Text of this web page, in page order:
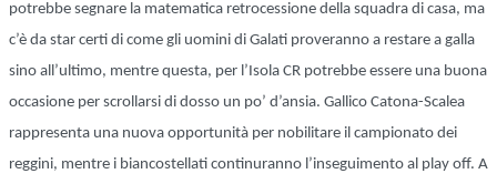
potrebbe segnare la matematica retrocessione della squadra di casa, ma
c’è da star certi di come gli uomini di Galati proveranno a restare a galla
sino all’ultimo, mentre questa, per l’Isola CR potrebbe essere una buona
occasione per scrollarsi di dosso un po’ d’ansia. Gallico Catona-Scalea
rappresenta una nuova opportunità per nobilitare il campionato dei
reggini, mentre i biancostellati continuranno l’inseguimento al play off. A